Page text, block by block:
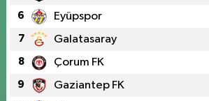
6 Eyüpspor
7 Galatasaray
8 Çorum FK
9 Gaziantep FK